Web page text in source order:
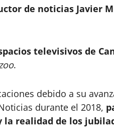
de noticias Javier
televisivos de
.
debido a su
durante el 2018,
realidad de los